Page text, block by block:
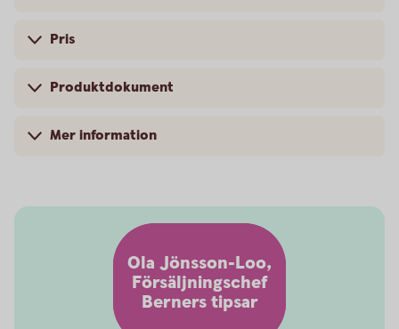
Pris
Produktdokument
Mer information
Ola Jönsson-Loo,
Försäljningschef
Berners tipsar